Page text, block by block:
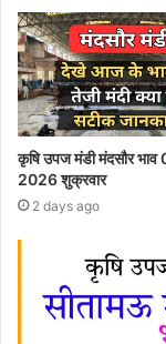
कृषि उपज मंडी मंदसौर
2026 शुक्रवार
2 days ago